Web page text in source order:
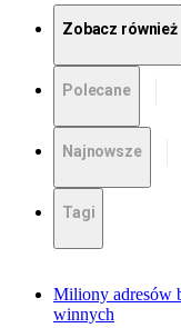
Zobacz również
Polecane
Najnowsze
Tagi
Miliony adresów
winnych